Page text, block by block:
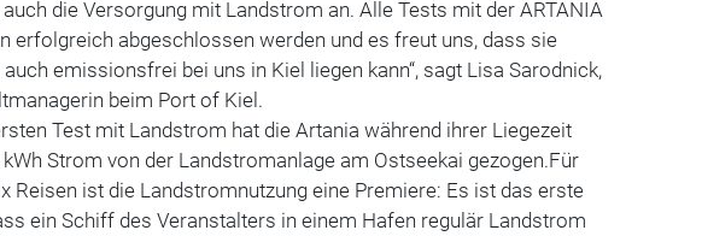
die Versorgung mit Landstrom an. Alle Tests mit der ARTANIA
erfolgreich abgeschlossen werden und es freut uns, dass sie
emissionsfrei bei uns in Kiel liegen kann“, sagt Lisa Sarodnick,
beim Port of Kiel.
Test mit Landstrom hat die Artania während ihrer Liegezeit
kWh Strom von der Landstromanlage am Ostseekai gezogen.Für
Reisen ist die Landstromnutzung eine Premiere: Es ist das erste
ein Schiff des Veranstalters in einem Hafen regulär Landstrom